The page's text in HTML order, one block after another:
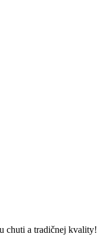
chuti a tradičnej kvality!